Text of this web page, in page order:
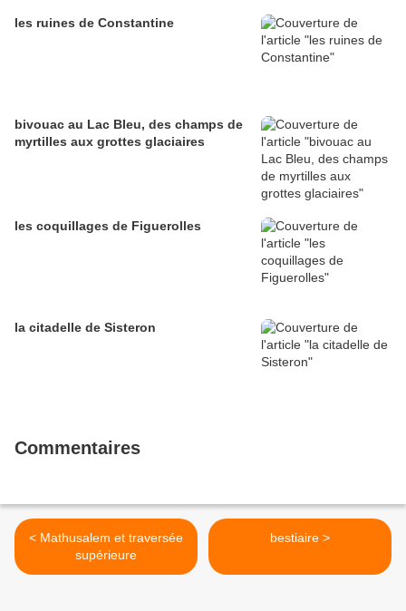
les ruines de Constantine
bivouac au Lac Bleu, des champs de
myrtilles aux grottes glaciaires
les coquillages de Figuerolles
la citadelle de Sisteron
Commentaires
< Mathusalem et traversée
supérieure
bestiaire >